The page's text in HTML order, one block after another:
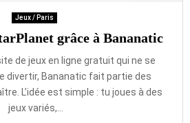
Jeux / Paris
grâce à Bananatic
de jeux en ligne gratuit qui ne se
divertir, Bananatic fait partie des
L’idée est simple : tu joues à des
jeux variés,...